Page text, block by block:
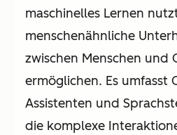
maschinelles Lernen
menschenähnliche
zwischen Menschen und
ermöglichen. Es umfasst
Assistenten und
die komplexe